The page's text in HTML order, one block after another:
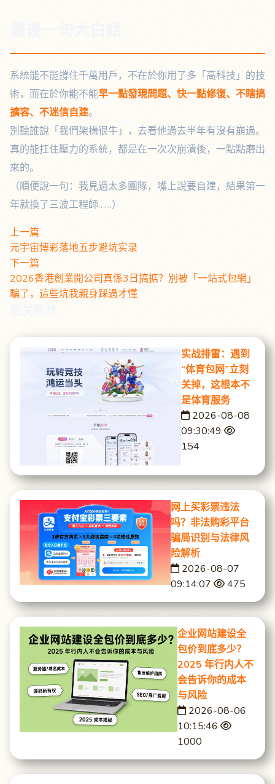
系統能不能撐住千萬用戶，不在於你用了多「高科技」的技
術，而在於你能不能早一點發現問題、快一點修復、不瞎搞
擴容、不迷信自建。
別聽誰說「我們架構很牛」，去看他過去半年有沒有崩過。
真的能扛住壓力的系統，都是在一次次崩潰後，一點點磨出
來的。
（順便說一句：我見過太多團隊，嘴上說要自建，結果第一
年就換了三波工程師……）
上一篇
元宇宙博彩落地五步避坑实录
下一篇
2026香港創業開公司真係3日搞掂？別被「一站式包網」
騙了，這些坑我親身踩過才懂
实战排雷：遇到
“体育包网”立刻
关掉，这根本不
是体育服务
2026-08-08
09:30:49
154
网上买彩票违法
吗？非法购彩平台
骗局识别与法律风
险解析
2026-08-07
09:14:07
475
企业网站建设全
包价到底多少？
2025 年行内人不
会告诉你的成本
与风险
2026-08-06
10:15:46
1000